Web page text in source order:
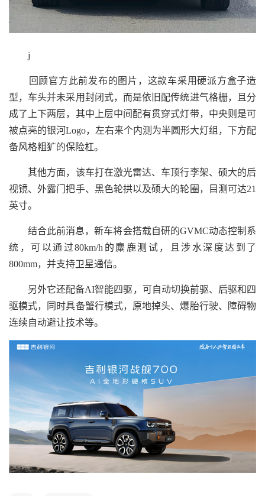
j
回顾官方此前发布的图片，这款车采用硬派方盒子造
型，车头并未采用封闭式，而是依旧配传统进气格栅，且分
成了上下两层，其中上层中间配有贯穿式灯带，中央则是可
被点亮的银河Logo，左右来个内测为半圆形大灯组，下方配
备风格粗犷的保险杠。
其他方面，该车打在激光雷达、车顶行李架、硕大的后
视镜、外露门把手、黑色轮拱以及硕大的轮圈，目测可达21
英寸。
结合此前消息，新车将会搭载自研的GVMC动态控制系
统，可以通过80km/h的麋鹿测试，且涉水深度达到了
800mm，并支持卫星通信。
另外它还配备AI智能四驱，可自动切换前驱、后驱和四
驱模式，同时具备蟹行模式，原地掉头、爆胎行驶、障碍物
连续自动避让技术等。